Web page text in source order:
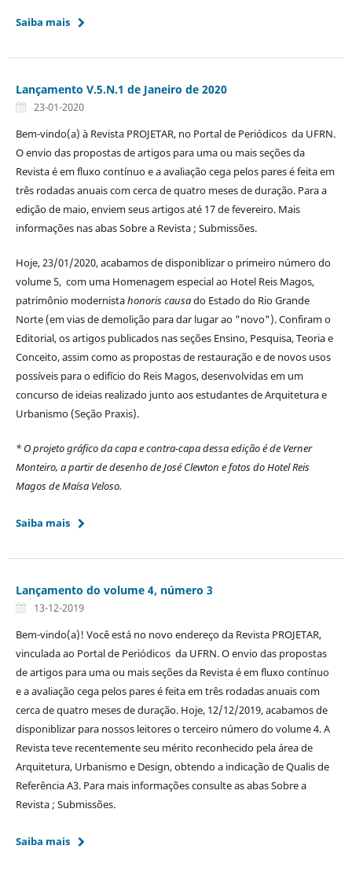
Saiba mais
Lançamento V.5.N.1 de Janeiro de 2020
23-01-2020
Bem-vindo(a) à Revista PROJETAR, no Portal de Periódicos da UFRN.
O envio das propostas de artigos para uma ou mais seções da
Revista é em fluxo contínuo e a avaliação cega pelos pares é feita em
três rodadas anuais com cerca de quatro meses de duração. Para a
edição de maio, enviem seus artigos até 17 de fevereiro. Mais
informações nas abas Sobre a Revista ; Submissões.
Hoje, 23/01/2020, acabamos de disponiblizar o primeiro número do
volume 5, com uma Homenagem especial ao Hotel Reis Magos,
patrimônio modernistahonoris causado Estado do Rio Grande
Norte (em vias de demolição para dar lugar ao "novo"). Confiram o
Editorial, os artigos publicados nas seções Ensino, Pesquisa, Teoria e
Conceito, assim como as propostas de restauração e de novos usos
possíveis para o edifício do Reis Magos, desenvolvidas em um
concurso de ideias realizado junto aos estudantes de Arquitetura e
Urbanismo (Seção Praxis).
* O projeto gráfico da capa e contra-capa dessa edição é de Verner
Monteiro, a partir de desenho de José Clewton e fotos do Hotel Reis
Magos de Maísa Veloso.
Saiba mais
Lançamento do volume 4, número 3
13-12-2019
Bem-vindo(a)! Você está no novo endereço da Revista PROJETAR,
vinculada ao Portal de Periódicos da UFRN. O envio das propostas
de artigos para uma ou mais seções da Revista é em fluxo contínuo
e a avaliação cega pelos pares é feita em três rodadas anuais com
cerca de quatro meses de duração. Hoje, 12/12/2019, acabamos de
disponiblizar para nossos leitores o terceiro número do volume 4. A
Revista teve recentemente seu mérito reconhecido pela área de
Arquitetura, Urbanismo e Design, obtendo a indicação de Qualis de
Referência A3. Para mais informações consulte as abas Sobre a
Revista ; Submissões.
Saiba mais